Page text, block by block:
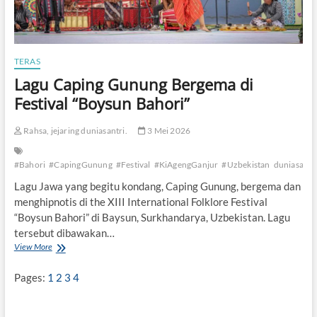
TERAS
Lagu Caping Gunung Bergema di
Festival “Boysun Bahori”
Rahsa, jejaring duniasantri. 3 Mei 2026
#Bahori #CapingGunung #Festival #KiAgengGanjur #Uzbekistan duniasantri
Lagu Jawa yang begitu kondang, Caping Gunung, bergema dan
menghipnotis di the XIII International Folklore Festival
“Boysun Bahori” di Baysun, Surkhandarya, Uzbekistan. Lagu
tersebut dibawakan…
View MoreL
u
Pages: 1 2 3 4